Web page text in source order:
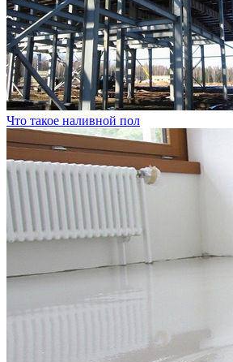
Что такое наливной пол